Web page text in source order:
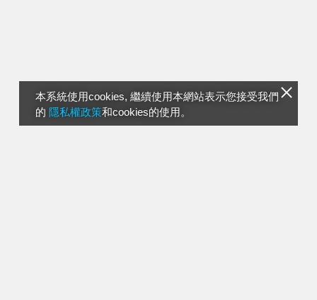
本系統使用cookies, 繼續使用本網站表示您接受我們
的 隱私權政策和cookies的使用。